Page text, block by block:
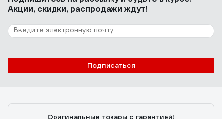
Акции, скидки, распродажи ждут!
Подписаться
Оригинальные товары с гарантией!